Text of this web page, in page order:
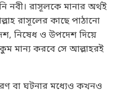
নবী। রাসূলকে মানার অর্থই
রাসূলের কাছে পাঠানো
নিষেধ ও উপদেশ দিয়ে
মান্য করবে সে আল্লাহরই
বা ঘটনার মধ্যেও কখনও